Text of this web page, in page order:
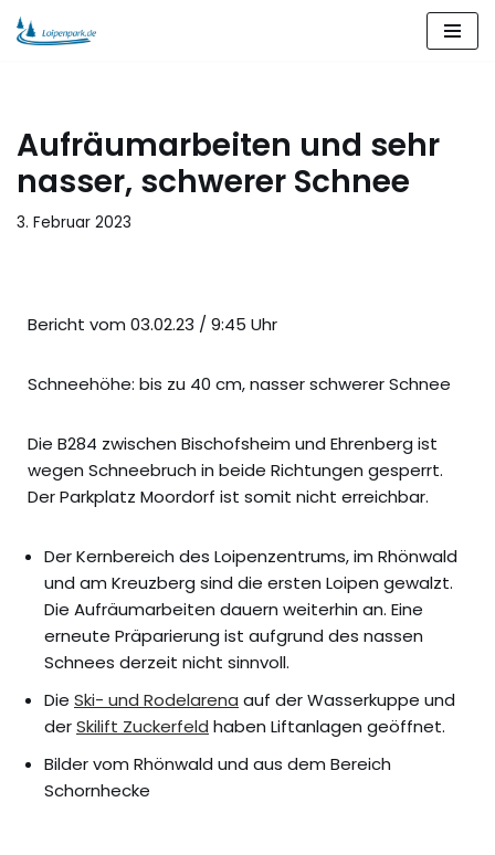
Aufräumarbeiten und sehr
nasser, schwerer Schnee
3. Februar 2023
Bericht vom 03.02.23 / 9:45 Uhr
Schneehöhe: bis zu 40 cm, nasser schwerer Schnee
Die B284 zwischen Bischofsheim und Ehrenberg ist
wegen Schneebruch in beide Richtungen gesperrt.
Der Parkplatz Moordorf ist somit nicht erreichbar.
Der Kernbereich des Loipenzentrums, im Rhönwald
und am Kreuzberg sind die ersten Loipen gewalzt.
Die Aufräumarbeiten dauern weiterhin an. Eine
erneute Präparierung ist aufgrund des nassen
Schnees derzeit nicht sinnvoll.
Die Ski- und Rodelarena auf der Wasserkuppe und
derSkilift Zuckerfeld haben Liftanlagen geöffnet.
Bilder vom Rhönwald und aus dem Bereich
Schornhecke